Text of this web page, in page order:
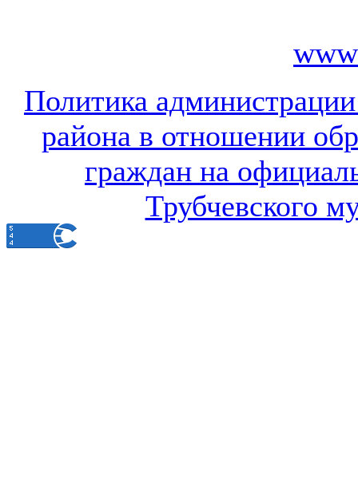
Политика
района в отношении
граждан на
Трубчевского